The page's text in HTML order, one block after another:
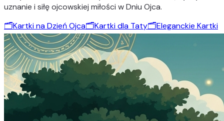
uznanie i siłę ojcowskiej miłości w Dniu Ojca.
🗂️Kartki na Dzień Ojca🗂️Kartki dla Taty🗂️Eleganckie Kartki